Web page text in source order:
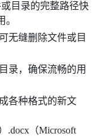
目录的完整路径快
无缝删除文件或目
录，确保流畅的用
各种格式的新文
.docx（Microsoft